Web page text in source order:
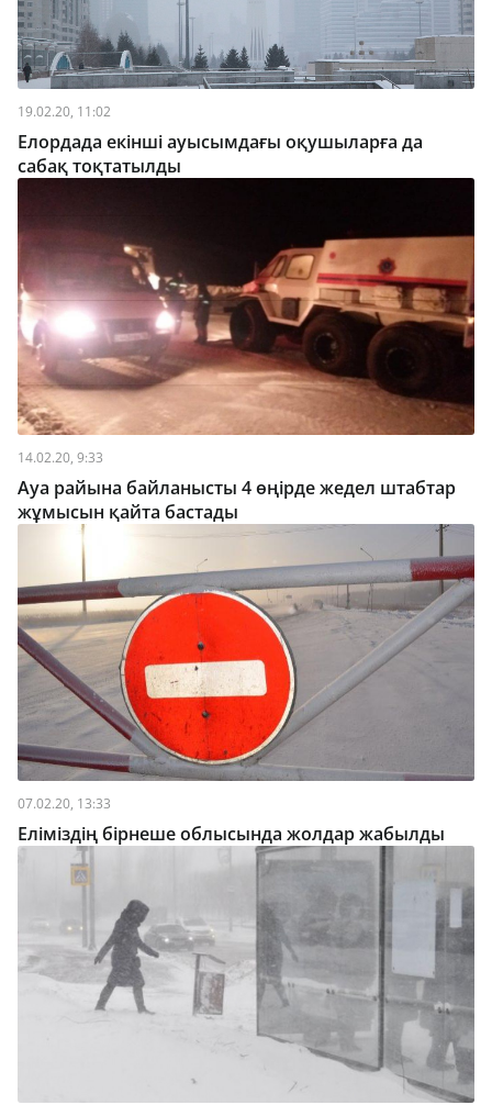
19.02.20, 11:02
Елордада екінші ауысымдағы оқушыларға да
сабақ тоқтатылды
14.02.20, 9:33
Ауа райына байланысты 4 өңірде жедел штабтар
жұмысын қайта бастады
07.02.20, 13:33
Еліміздің бірнеше облысында жолдар жабылды